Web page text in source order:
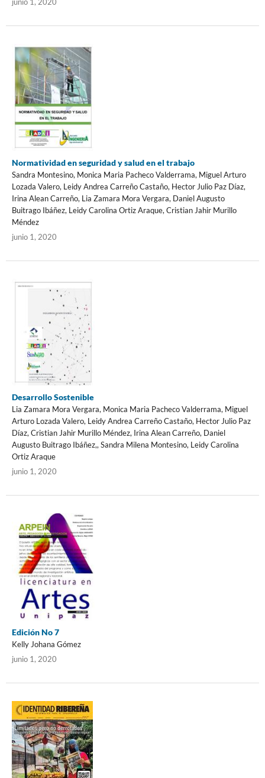
Normatividad en seguridad y salud en el trabajo
Sandra Montesino, Monica Maria Pacheco Valderrama, Miguel Arturo
Lozada Valero, Leidy Andrea Carreño Castaño, Hector Julio Paz Díaz,
Irina Alean Carreño, Lia Zamara Mora Vergara, Daniel Augusto
Buitrago Ibáñez, Leidy Carolina Ortiz Araque, Cristian Jahir Murillo
Méndez
junio 1, 2020
Desarrollo Sostenible
Lia Zamara Mora Vergara, Monica Maria Pacheco Valderrama, Miguel
Arturo Lozada Valero, Leidy Andrea Carreño Castaño, Hector Julio Paz
Díaz, Cristian Jahir Murillo Méndez, Irina Alean Carreño, Daniel
Augusto Buitrago Ibáñez,, Sandra Milena Montesino, Leidy Carolina
Ortiz Araque
junio 1, 2020
Edición No 7
Kelly Johana Gómez
junio 1, 2020